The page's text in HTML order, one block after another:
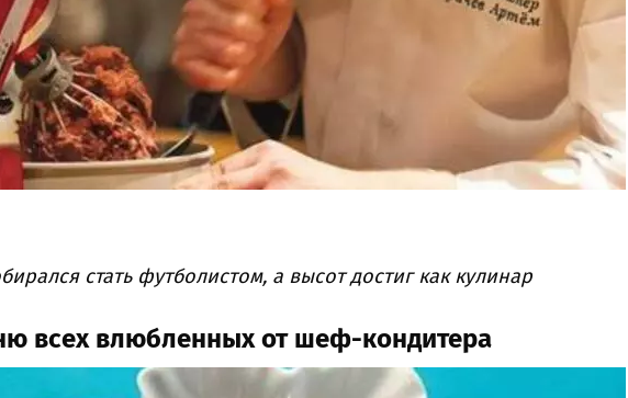
стать футболистом, а высот достиг как кулинар
всех влюбленных от шеф-кондитера